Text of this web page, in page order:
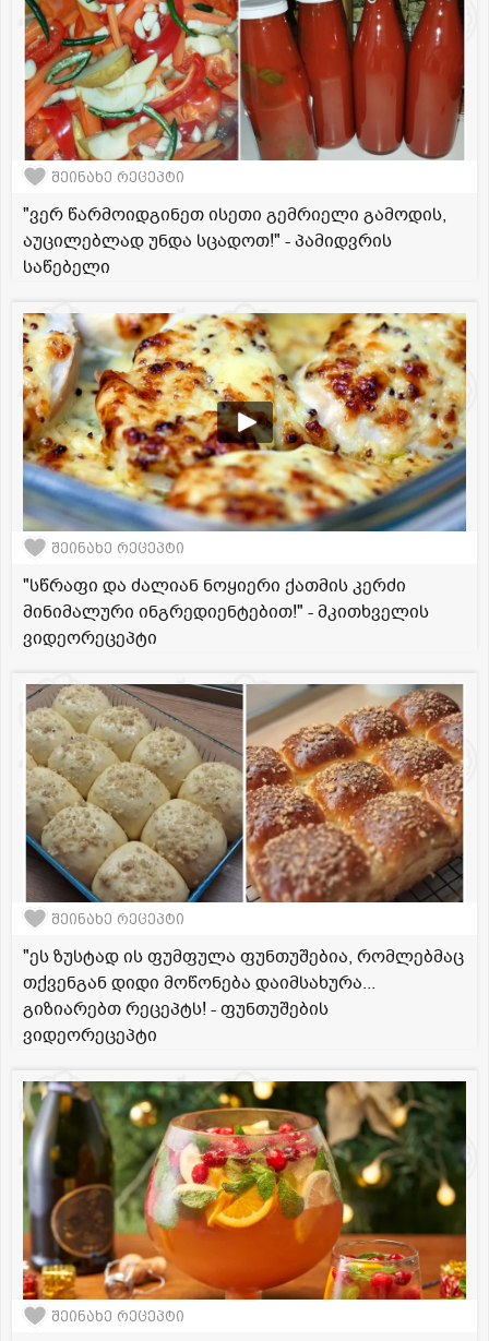
შეინახე რეცეპტი
"ვერ წარმოიდგინეთ ისეთი გემრიელი გამოდის,
აუცილებლად უნდა სცადოთ!" - პამიდვრის
საწებელი
შეინახე რეცეპტი
"სწრაფი და ძალიან ნოყიერი ქათმის კერძი
მინიმალური ინგრედიენტებით!" - მკითხველის
ვიდეორეცეპტი
შეინახე რეცეპტი
"ეს ზუსტად ის ფუმფულა ფუნთუშებია, რომლებმაც
თქვენგან დიდი მოწონება დაიმსახურა...
გიზიარებთ რეცეპტს! - ფუნთუშების
ვიდეორეცეპტი
შეინახე რეცეპტი